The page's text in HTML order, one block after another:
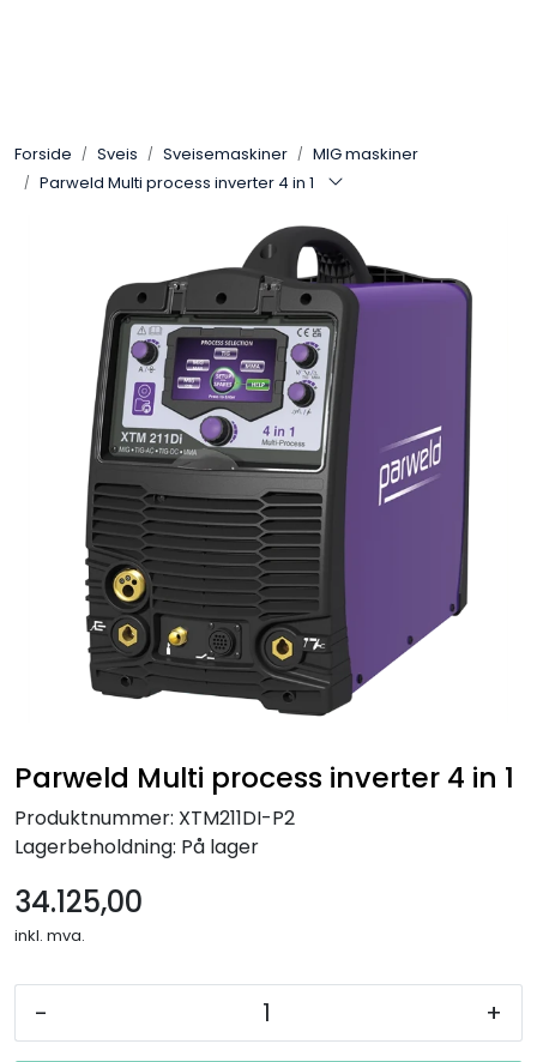
Forside Sveis Sveisemaskiner
MIG maskiner
Parweld Multi process inverter 4 in 1
Parweld Multi process inverter 4 in 1
Produktnummer: XTM211DI-P2
Lagerbeholdning: På lager
34.125,00
inkl. mva.
- +
Pakning
Automasjon
Slitasjeteknikk
Verneutstyr
Industriprodukter